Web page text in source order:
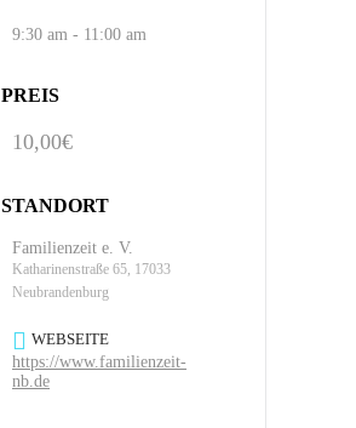
9:30 am - 11:00 am
PREIS
10,00€
STANDORT
Familienzeit e. V.
Katharinenstraße 65, 17033
Neubrandenburg
WEBSEITE
https://www.familienzeit-
nb.de